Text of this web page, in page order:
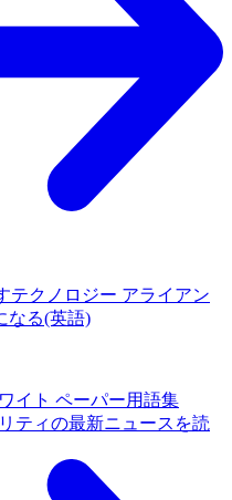
テクノロジー アライアン
なる(英語)
イト ペーパー用語集
ティの最新ニュースを読